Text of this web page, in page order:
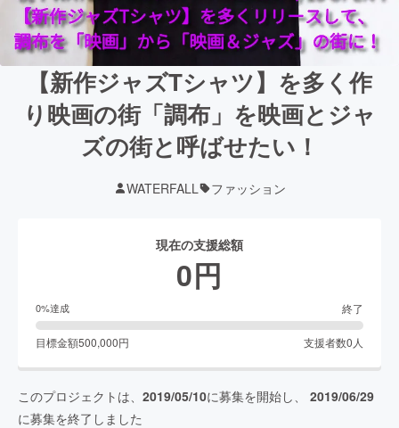
【新作ジャズTシャツ】を多く作
り映画の街「調布」を映画とジャ
ズの街と呼ばせたい！
WATERFALL ファッション
現在の支援総額
0円
0%達成 終了
目標金額500,000円 支援者数0 人
このプロジェクトは、 2019/05/10に募集を開始し、 2019/06/29
に募集を終了しました